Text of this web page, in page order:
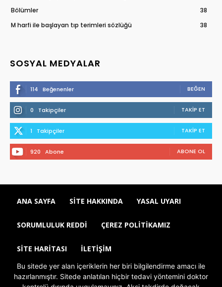
Bölümler
38
M harfi ile başlayan tıp terimleri sözlüğü
38
SOSYAL MEDYALAR
114 Beğenenler BEĞEN
0 Takipçiler TAKIP ET
1 Takipçiler TAKIP ET
920 Abone ABONE OL
ANA SAYFA SITE HAKKINDA YASAL UYARI
SORUMLULUK REDDI ÇEREZ POLITIKAMIZ
SITE HARITASI İLETIŞIM
Bu sitede yer alan içeriklerin her biri bilgilendirme amacı ile
hazırlanmıştır. Sitede anlatılan hiçbir tedavi yöntemini doktor